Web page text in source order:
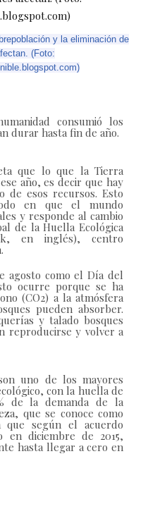
y la eliminación de
(Foto:
consumió los
durar hasta fin de año.
que lo que la Tierra
año, es decir que hay
de esos recursos. Esto
en que el mundo
y responde al cambio
de la Huella Ecológica
en inglés), centro
agosto como el Día del
ocurre porque se ha
(CO2) a la atmósfera
pueden absorber.
y talado bosques
reproducirse y volver a
uno de los mayores
con la huella de
de la demanda de la
que se conoce como
que según el acuerdo
en diciembre de 2015,
hasta llegar a cero en